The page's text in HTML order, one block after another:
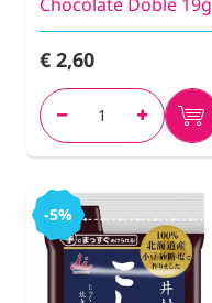
€ 2,60
-5%